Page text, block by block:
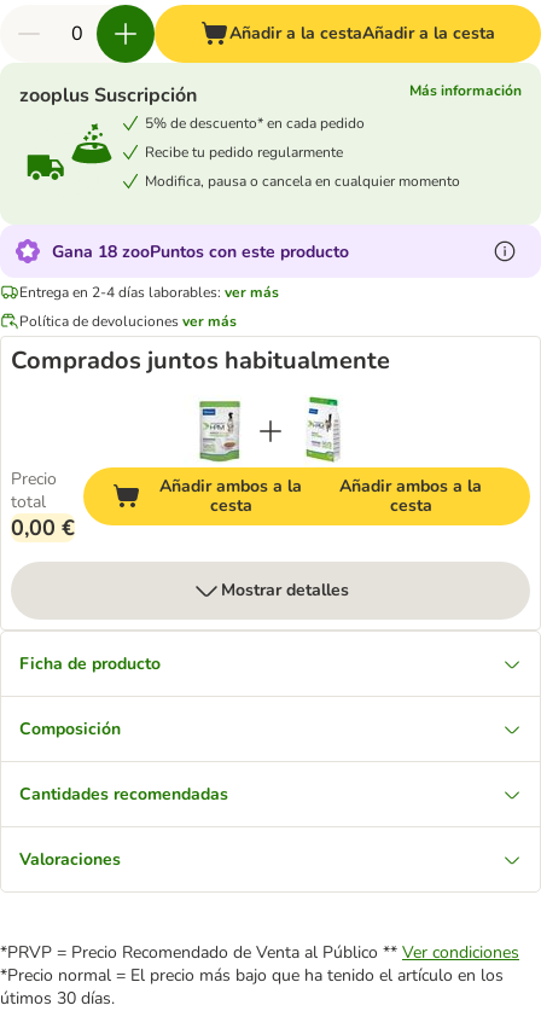
Añadir a la cestaAñadir a la cesta
zooplus Suscripción
Más información
5% de descuento* en cada pedido
Recibe tu pedido regularmente
Modifica, pausa o cancela en cualquier momento
Gana 18 zooPuntos con este producto
Entrega en 2-4 días laborables: ver más
Política de devolucionesver más
Comprados juntos habitualmente
Precio
total
0,00 €
Añadir ambos a la
cesta
Añadir ambos a la
cesta
Mostrar detalles
Ficha de producto
Composición
Cantidades recomendadas
Valoraciones
*PRVP = Precio Recomendado de Venta al Público ** Ver condiciones
*Precio normal = El precio más bajo que ha tenido el artículo en los
útimos 30 días.